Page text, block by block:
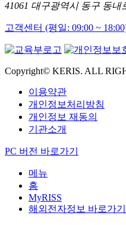
41061 대구광역시 동구 동내
고객센터 (평일: 09:00 ~
Copyright© KERIS. ALL
이용약관
개인정보처리방침
개인정보 재동의
기관소개
PC 버전 바로가기
메뉴
홈
MyRISS
해외전자정보 바로가기